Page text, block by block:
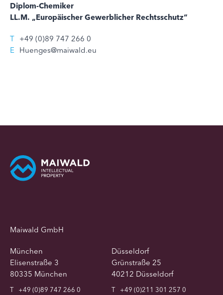
Diplom-Chemiker
LL.M. „Europäischer Gewerblicher Rechtsschutz“
T +49 (0)89 747 266 0
E
Huenges@maiwald.eu
Maiwald GmbH
München
Elisenstraße 3
80335 München
T
+49 (0)89 747 266 0
Düsseldorf
Grünstraße 25
40212 Düsseldorf
T
+49 (0)211 301 257 0